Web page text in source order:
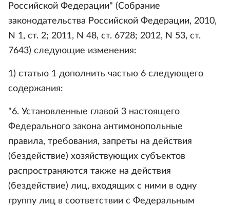
Российской Федерации" (Собрание
законодательства Российской Федерации, 2010,
N 1, ст. 2; 2011, N 48, ст. 6728; 2012, N 53, ст.
7643) следующие изменения:
1) статью 1 дополнить частью 6 следующего
содержания:
"6. Установленные главой 3 настоящего
Федерального закона антимонопольные
правила, требования, запреты на действия
(бездействие) хозяйствующих субъектов
распространяются также на действия
(бездействие) лиц, входящих с ними в одну
группу лиц в соответствии с Федеральным